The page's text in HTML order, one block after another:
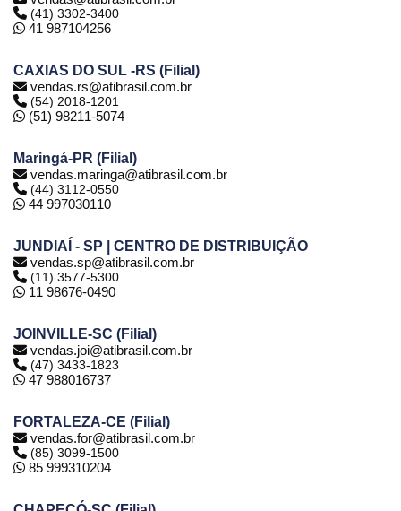
(41) 3302-3400
41 987104256
CAXIAS DO SUL -RS (Filial)
vendas.rs@atibrasil.com.br
(54) 2018-1201
(51) 98211-5074
Maringá-PR (Filial)
vendas.maringa@atibrasil.com.br
(44) 3112-0550
44 997030110
JUNDIAÍ - SP | CENTRO DE DISTRIBUIÇÃO
vendas.sp@atibrasil.com.br
(11) 3577-5300
11 98676-0490
JOINVILLE-SC (Filial)
vendas.joi@atibrasil.com.br
(47) 3433-1823
47 988016737
FORTALEZA-CE (Filial)
vendas.for@atibrasil.com.br
(85) 3099-1500
85 999310204